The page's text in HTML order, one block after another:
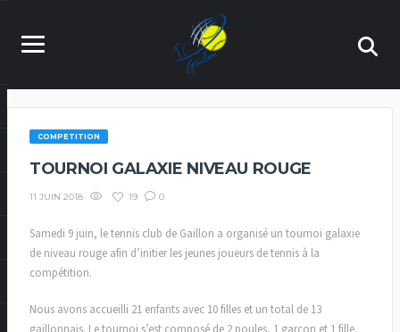
COMPETITION
TOURNOI GALAXIE NIVEAU ROUGE
11 JUIN 2018 19 0
Samedi 9 juin, le tennis club de Gaillon a organisé un tournoi galaxie
de niveau rouge afin d’initier les jeunes joueurs de tennis à la
compétition.
Nous avons accueilli 21 enfants avec 10 filles et un total de 13